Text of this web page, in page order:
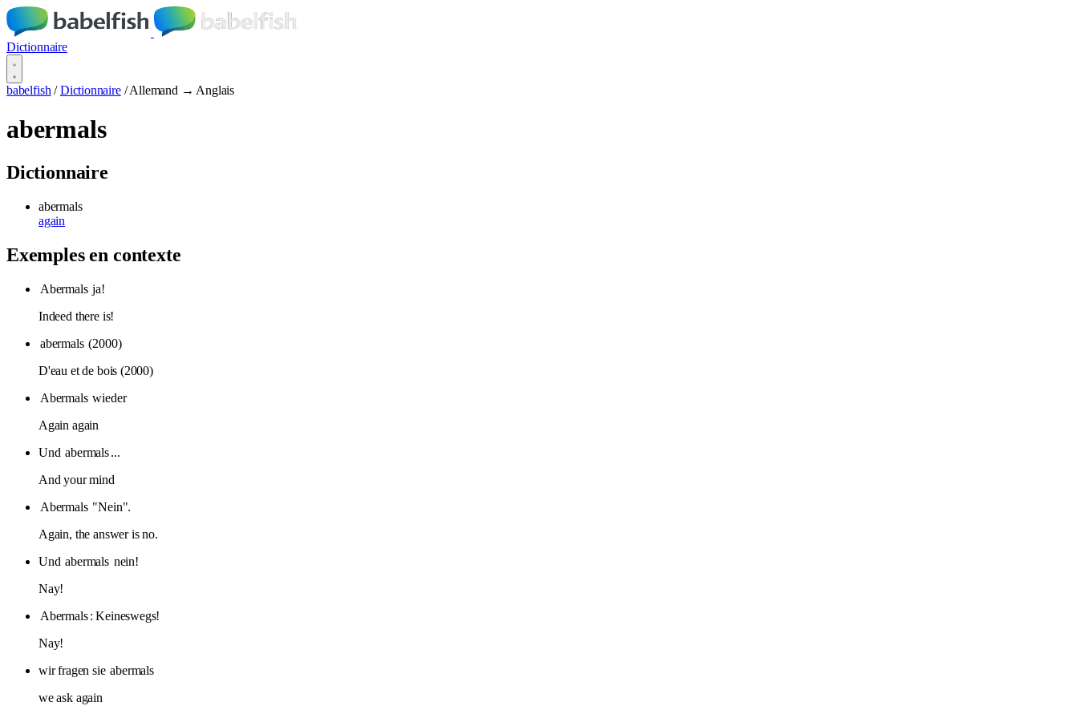
Dictionnaire
babelfish / Dictionnaire / Allemand → Anglais
abermals
Dictionnaire
abermals
again
Exemples en contexte
Abermals ja!
Indeed there is!
abermals (2000)
D'eau et de bois (2000)
Abermals wieder
Again again
Und abermals...
And your mind
Abermals "Nein".
Again, the answer is no.
Und abermals nein!
Nay!
Abermals : Keineswegs!
Nay!
wir fragen sie abermals
we ask again